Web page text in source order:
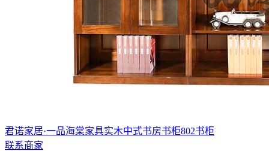
君诺家居·一品海棠家具实木中式书房书柜802书柜
联系商家